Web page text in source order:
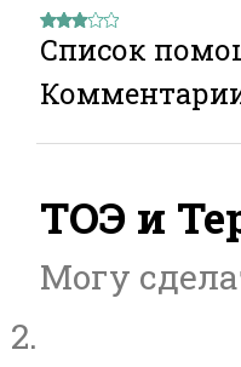
Список
ТОЭ и
Могу
2.